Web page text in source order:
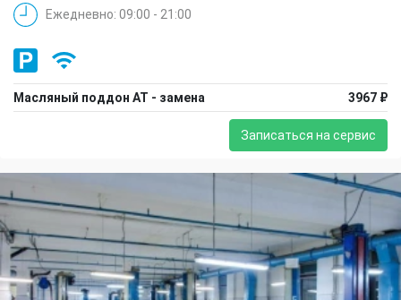
Ежедневно: 09:00 - 21:00
Масляный поддон АТ - замена 3967 ₽
Записаться на сервис